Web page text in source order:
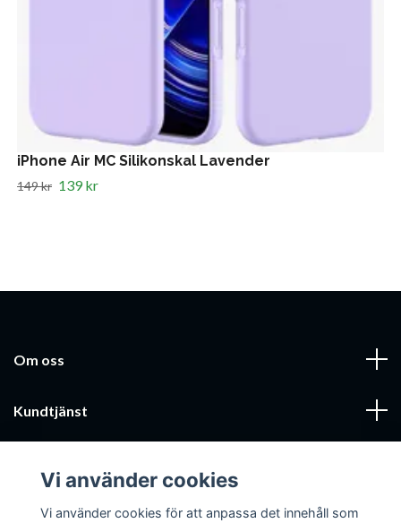
iPhone Air MC Silikonskal Lavender
149 kr 139 kr
Om oss
Kundtjänst
Sociala medier
Vi använder cookies
Vi använder cookies för att anpassa det innehåll som